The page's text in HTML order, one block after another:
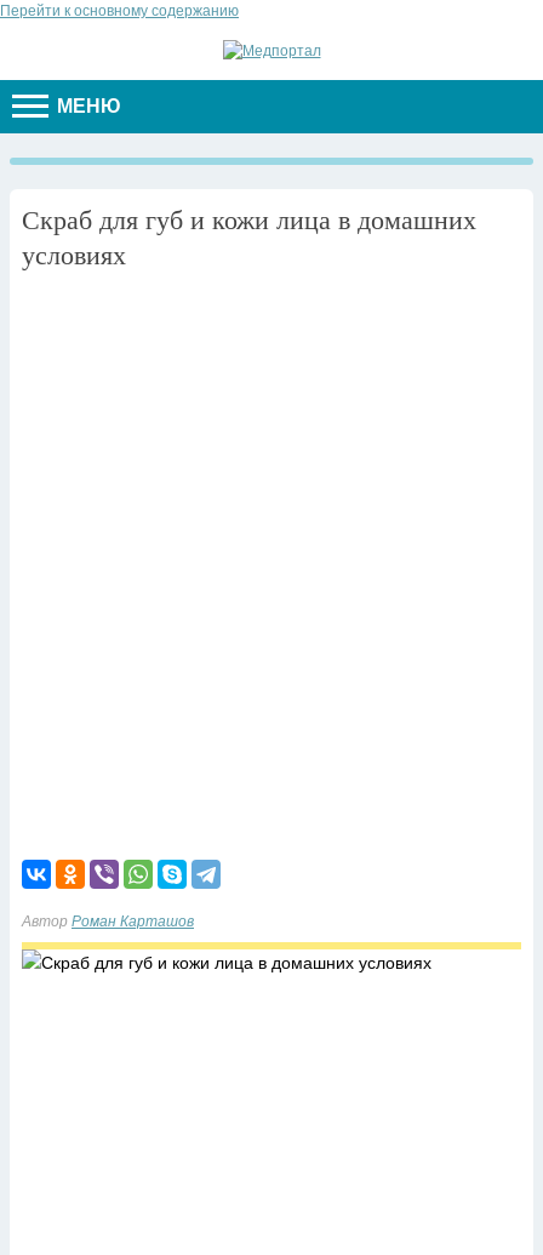
Перейти к основному содержанию
МЕНЮ
Скраб для губ и кожи лица в домашних
условиях
Автор Роман Карташов